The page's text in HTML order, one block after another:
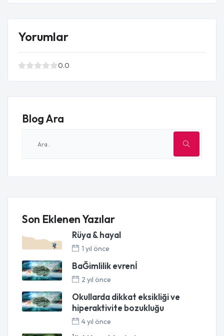
Yorumlar
0.0
Blog Ara
Son Eklenen Yazılar
Rüya & hayal
1 yıl önce
BaĞimlilik evrenİ
2 yıl önce
Okullarda dikkat eksikliği ve
hiperaktivite bozukluğu
4 yıl önce